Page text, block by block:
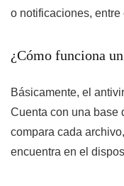
o notificaciones, entre
¿Cómo funciona
Básicamente, el
Cuenta con una base
compara cada
encuentra en el